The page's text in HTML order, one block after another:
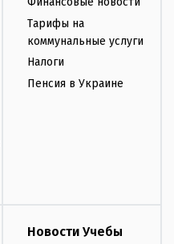
Тарифы на
коммунальные услуги
Налоги
Пенсия в Украине
Новости Учебы